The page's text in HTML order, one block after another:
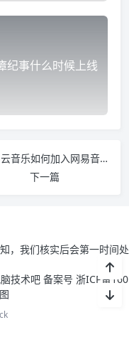
纪事什么时候上线
网易云音乐如何加入网易音乐人 网易云音乐怎么加入音乐人
下一篇
，我们核实后会第一时间处
技术吧 备案号 浙ICP备160